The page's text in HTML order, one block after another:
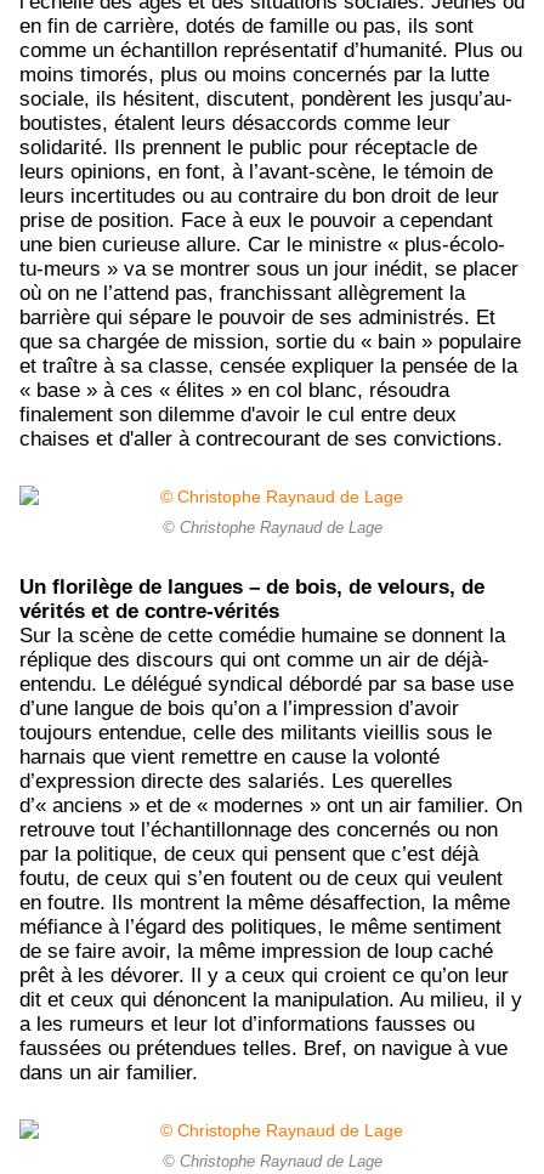
en fin de carrière, dotés de famille ou pas, ils sont
comme un échantillon représentatif d’humanité. Plus ou
moins timorés, plus ou moins concernés par la lutte
sociale, ils hésitent, discutent, pondèrent les jusqu’au-
boutistes, étalent leurs désaccords comme leur
solidarité. Ils prennent le public pour réceptacle de
leurs opinions, en font, à l’avant-scène, le témoin de
leurs incertitudes ou au contraire du bon droit de leur
prise de position. Face à eux le pouvoir a cependant
une bien curieuse allure. Car le ministre « plus-écolo-
tu-meurs » va se montrer sous un jour inédit, se placer
où on ne l’attend pas, franchissant allègrement la
barrière qui sépare le pouvoir de ses administrés. Et
que sa chargée de mission, sortie du « bain » populaire
et traître à sa classe, censée expliquer la pensée de la
« base » à ces « élites » en col blanc, résoudra
finalement son dilemme d'avoir le cul entre deux
chaises et d'aller à contrecourant de ses convictions.
© Christophe Raynaud de Lage
Un florilège de langues – de bois, de velours, de
vérités et de contre-vérités
Sur la scène de cette comédie humaine se donnent la
réplique des discours qui ont comme un air de déjà-
entendu. Le délégué syndical débordé par sa base use
d’une langue de bois qu’on a l’impression d’avoir
toujours entendue, celle des militants vieillis sous le
harnais que vient remettre en cause la volonté
d’expression directe des salariés. Les querelles
d’« anciens » et de « modernes » ont un air familier. On
retrouve tout l’échantillonnage des concernés ou non
par la politique, de ceux qui pensent que c’est déjà
foutu, de ceux qui s’en foutent ou de ceux qui veulent
en foutre. Ils montrent la même désaffection, la même
méfiance à l’égard des politiques, le même sentiment
de se faire avoir, la même impression de loup caché
prêt à les dévorer. Il y a ceux qui croient ce qu’on leur
dit et ceux qui dénoncent la manipulation. Au milieu, il y
a les rumeurs et leur lot d’informations fausses ou
faussées ou prétendues telles. Bref, on navigue à vue
dans un air familier.
© Christophe Raynaud de Lage